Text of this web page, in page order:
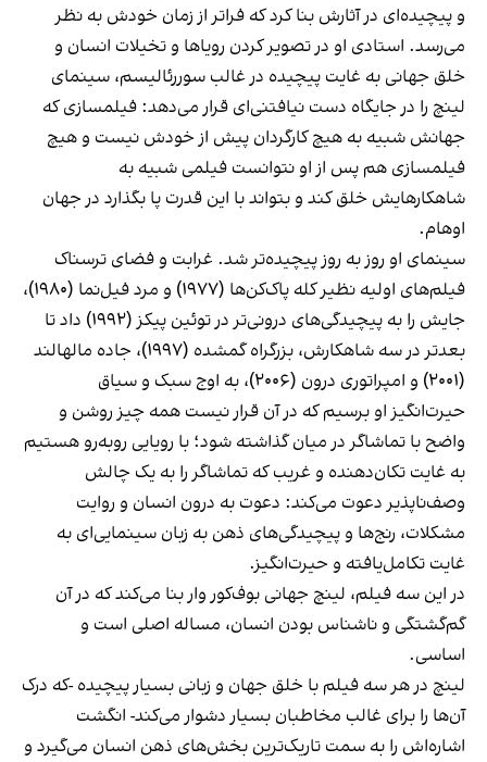
و پیچیده‌ای در آثارش بنا کرد که فراتر از زمان خودش به نظر
می‌رسد. استادی او در تصویر کردن رویاها و تخیلات انسان و
خلق جهانی به غایت پیچیده در غالب سوررئالیسم، سینمای
لینچ را در جایگاه دست نیافتنی‌ای قرار می‌دهد: فیلمسازی که
جهانش شبیه به هیچ کارگردان پیش از خودش نیست و هیچ
فیلمسازی هم پس از او نتوانست فیلمی شبیه به
شاهکارهایش خلق کند و بتواند با این قدرت پا بگذارد در جهان
اوهام.
سینمای او روز به روز پیچیده‌تر شد. غرابت و فضای ترسناک
فیلم‌های اولیه نظیر کله پاک‌کن‌ها (۱۹۷۷) و مرد فیل‌نما (۱۹۸۰)،
جایش را به پیچیدگی‌های درونی‌تر در توئین پیکز (۱۹۹۲) داد تا
بعدتر در سه شاهکارش، بزرگراه گمشده (۱۹۹۷)، جاده مالهالند
(۲۰۰۱) و امپراتوری درون (۲۰۰۶)، به اوج سبک و سیاق
حیرت‌انگیز او برسیم که در آن قرار نیست همه چیز روشن و
واضح با تماشاگر در میان گذاشته شود؛ با رویایی روبه‌رو هستیم
به غایت تکان‌دهنده و غریب که تماشاگر را به یک چالش
وصف‌ناپذیر دعوت می‌کند: دعوت به درون انسان و روایت
مشکلات، رنج‌ها و پیچیدگی‌های ذهن به زبان سینمایی‌ای به
غایت تکامل‌یافته و حیرت‌انگیز.
در این سه فیلم، لینچ جهانی بوف‌کور وار بنا می‌کند که در آن
گم‌گشتگی و ناشناس بودن انسان، مساله اصلی است و
اساسی.
لینچ در هر سه فیلم با خلق جهان و زبانی بسیار پیچیده -که درک
آن‌ها را برای غالب مخاطبان بسیار دشوار می‌کند- انگشت
اشاره‌اش را به سمت تاریک‌ترین بخش‌های ذهن انسان می‌گیرد و